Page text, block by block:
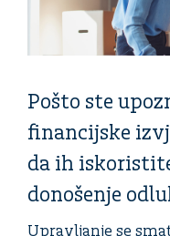
Pošto ste
financijske
da ih
donošenje
Upravljanje se